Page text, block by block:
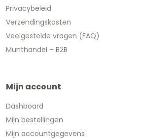
Privacybeleid
Verzendingskosten
Veelgestelde vragen (FAQ)
Munthandel – B2B
Mijn account
Dashboard
Mijn bestellingen
Mijn accountgegevens